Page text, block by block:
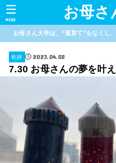
お母さ
MENU
お母さん大学は、“孤育て”をなくし
乾杯 2023.04.02
7.30 お母さんの夢を叶